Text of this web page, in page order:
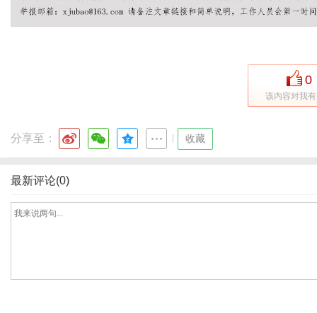
0
该内容对我
分享至： 收藏
最新评论(0)